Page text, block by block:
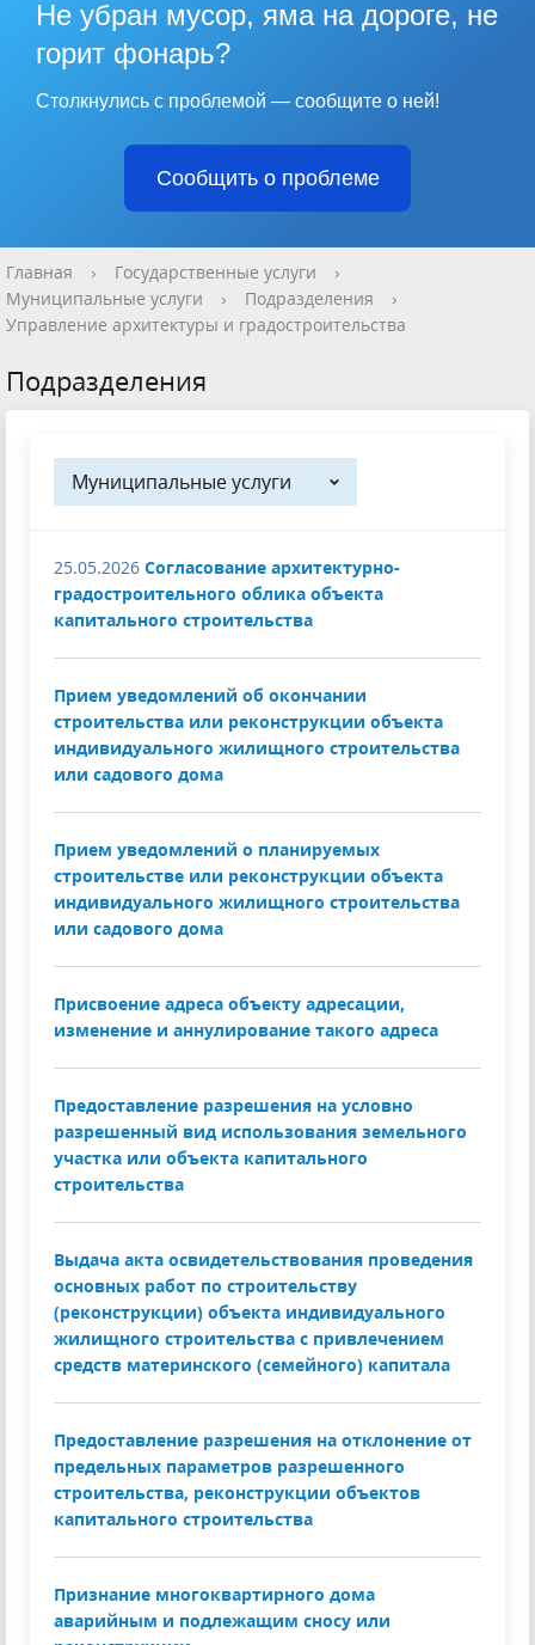
Не убран мусор, яма на дороге, не
горит фонарь?
Столкнулись с проблемой — сообщите о ней!
Сообщить о проблеме
Главная › Государственные услуги
›
Муниципальные услуги
› Подразделения
›
Управление архитектуры и градостроительства
Подразделения
Муниципальные услуги
25.05.2026 Согласование архитектурно-
градостроительного облика объекта
капитального строительства
Прием уведомлений об окончании
строительства или реконструкции объекта
индивидуального жилищного строительства
или садового дома
Прием уведомлений о планируемых
строительстве или реконструкции объекта
индивидуального жилищного строительства
или садового дома
Присвоение адреса объекту адресации,
изменение и аннулирование такого адреса
Предоставление разрешения на условно
разрешенный вид использования земельного
участка или объекта капитального
строительства
Выдача акта освидетельствования проведения
основных работ по строительству
(реконструкции) объекта индивидуального
жилищного строительства с привлечением
средств материнского (семейного) капитала
Предоставление разрешения на отклонение от
предельных параметров разрешенного
строительства, реконструкции объектов
капитального строительства
Признание многоквартирного дома
аварийным и подлежащим сносу или